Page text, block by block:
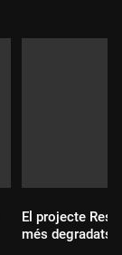
El projecte
més degradats